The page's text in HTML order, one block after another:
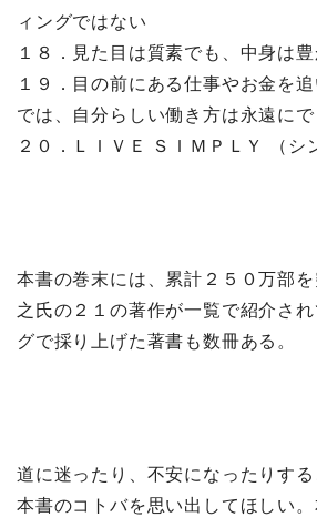
ィングではない
１８．見た目は質素でも、中身は
１９．目の前にある仕事やお金を
では、自分らしい働き方は永遠にで
２０．ＬＩＶＥ ＳＩＭＰＬＹ （シ
本書の巻末には、累計２５０万部
之氏の２１の著作が一覧で紹介さ
グで採り上げた著書も数冊ある。
道に迷ったり、不安になったりする
本書のコトバを思い出してほしい